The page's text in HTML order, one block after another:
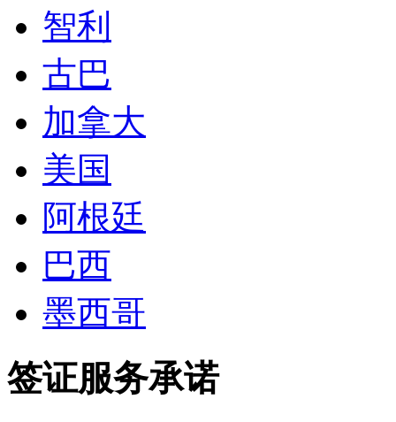
智利
古巴
加拿大
美国
阿根廷
巴西
墨西哥
签证服务承诺